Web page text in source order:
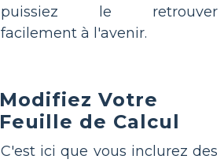
puissiez le retrouver
facilement à l'avenir.
Modifiez Votre
Feuille de Calcul
C'est ici que vous inclurez des